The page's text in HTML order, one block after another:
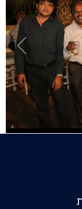
הבינלאומי